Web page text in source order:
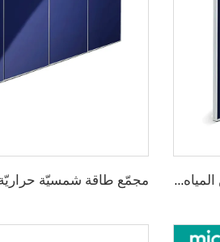
مجمّع طاقة شمسيّة حراريّة من Micoe لتسخين المياه الساخنة